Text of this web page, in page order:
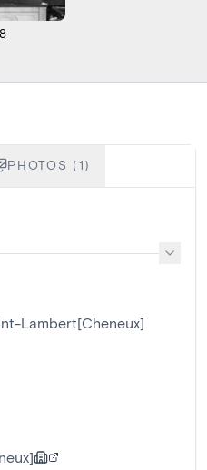
PHOTOS (1)
Lambert[Cheneux]